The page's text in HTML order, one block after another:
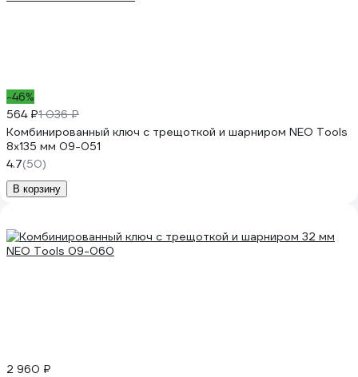
-46%
564 ₽1 036 ₽
Комбинированный ключ с трещоткой и шарниром NEO Tools
8x135 мм 09-051
4.7(50)
В корзину
2 960 ₽